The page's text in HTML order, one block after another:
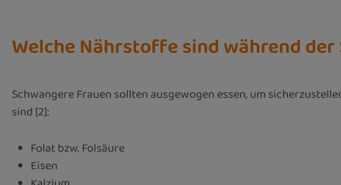
Welche Nährstoffe sind während
Schwangere Frauen sollten ausgewogen essen, um
sind [2]:
Folat bzw. Folsäure
Eisen